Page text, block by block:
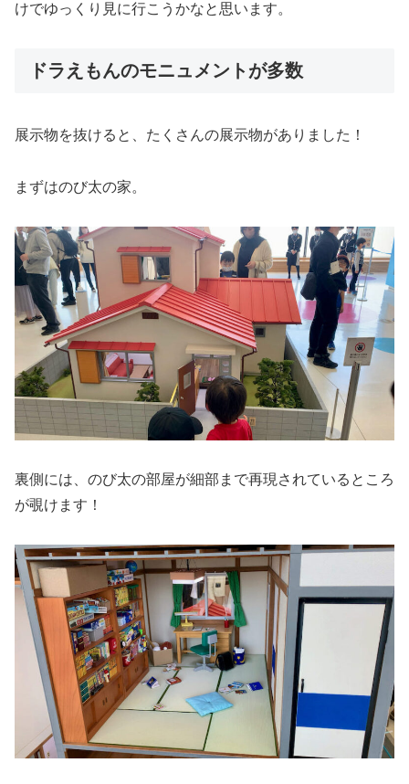
けでゆっくり見に行こうかなと思います。
ドラえもんのモニュメントが多数
展示物を抜けると、たくさんの展示物がありました！
まずはのび太の家。
裏側には、のび太の部屋が細部まで再現されているところ
が覗けます！